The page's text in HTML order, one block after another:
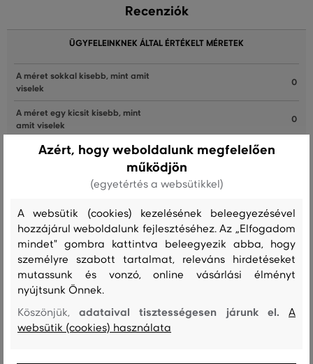
Recenziók
ÜGYFELEINKNEK ÁLTAL ÉRTÉKELT MÉRETEK
A méret sokkal kisebb, mint amit
viselek
0
A méret egy kicsit kisebb, mint
amit viselek
0
A méret megegyezik az általam
A méret egy kicsit nagyobb, mint
A méret sokkal nagyobb, mint
amit viselek
0
Szín
Méret:
34/32
Hogy áll?: A méret megegyezik az általam
szokásosan viselt mérettel
Béla C.
Azért, hogy weboldalunk megfelelően
működjön
(egyetértés a websütikkel)
A websütik (cookies) kezelésének beleegyezésével
hozzájárul weboldalunk fejlesztéséhez. Az „Elfogadom
mindet" gombra kattintva beleegyezik abba, hogy
személyre szabott tartalmat, releváns hirdetéseket
mutassunk és vonzó, online vásárlási élményt
nyújtsunk Önnek.
Köszönjük,adataival tisztességesen járunk el.A
websütik (cookies) használata